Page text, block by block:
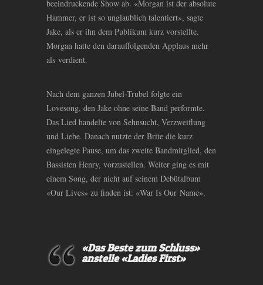
beeindruckende Show ab. «Morgan ist der absolute
Hammer, er ist so unglaublich talentiert», sagte
Jake, als er ihn dem Publikum kurz vorstellte.
Morgan hatte den darauffolgenden Applaus mehr
als verdient.
Nach dem ganzen Jubel-Trubel folgte ein
Lovesong, den Jake ohne seine Band performte.
Das Lied handelte von Sehnsucht, Verzweiflung
und Liebe. Danach nutzte der Brite die kurz
eingelegte Pause, um das zweite Bandmitglied, den
Bassisten Henry, vorzustellen. Weiter ging es mit
einem Song, der nicht auf seinem Debütalbum
«Our Lives» zu finden ist: «War Is Our Name».
«Das Beste zum Schluss»
anstelle «Ladies First»